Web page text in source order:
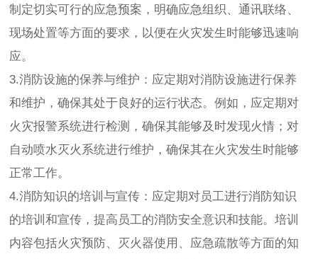
制定切实可行的应急预案，明确应急组织、通讯联络、
现场处置等方面的要求，以便在火灾发生时能够迅速响
应。
3.消防设施的保养与维护：应定期对消防设施进行保养
和维护，确保其处于良好的运行状态。例如，应定期对
火灾报警系统进行检测，确保其能够及时发现火情；对
自动喷水灭火系统进行维护，确保其在火灾发生时能够
正常工作。
4.消防知识的培训与宣传：应定期对员工进行消防知识
的培训和宣传，提高员工的消防安全意识和技能。培训
内容包括火灾预防、灭火器使用、应急疏散等方面的知